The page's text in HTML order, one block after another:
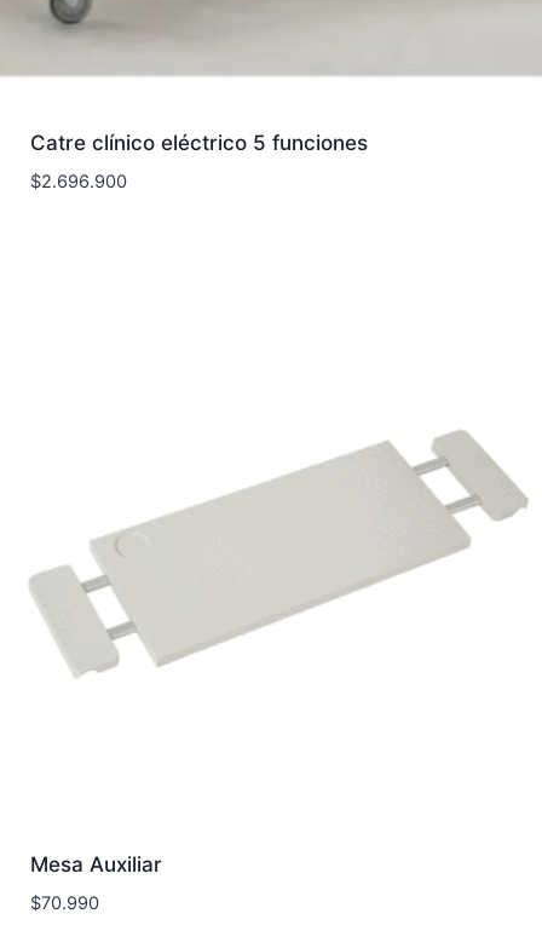
Catre clínico eléctrico 5 funciones
$2.696.900
Mesa Auxiliar
$70.990